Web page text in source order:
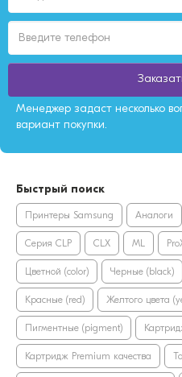
Менеджер задаст несколько
вариант покупки.
Быстрый поиск
Принтеры Samsung Аналоги
Серия CLP CLX ML
Цветной (color) Черные (black)
Красные (red) Желтого цвета
Пигментные (pigment)
Картридж Premium качества